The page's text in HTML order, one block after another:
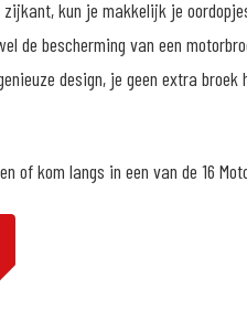
kun je makkelijk je
de bescherming van een
design, je geen extra broek
of kom langs in een van de 16